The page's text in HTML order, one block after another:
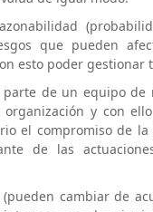
que pueden
esto poder gestionar
de un equipo
y con
el compromiso de
de las
cambiar de